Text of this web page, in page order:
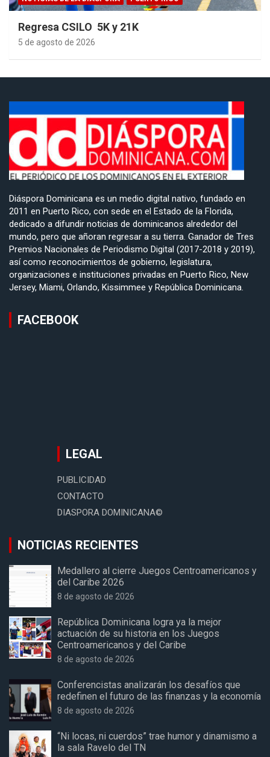
Regresa CSILO 5K y 21K
5 de agosto de 2026
Diáspora Dominicana es un medio digital nativo, fundado en
2011 en Puerto Rico, con sede en el Estado de la Florida,
dedicado a difundir noticias de dominicanos alrededor del
mundo, pero que añoran regresar a su tierra. Ganador de Tres
Premios Nacionales de Periodismo Digital (2017-2018 y 2019),
así como reconocimientos de gobierno, legislatura,
organizaciones e instituciones privadas en Puerto Rico, New
Jersey, Miami, Orlando, Kissimmee y República Dominicana.
FACEBOOK
LEGAL
PUBLICIDAD
CONTACTO
DIASPORA DOMINICANA©
NOTICIAS RECIENTES
Medallero al cierre Juegos Centroamericanos y
del Caribe 2026
8 de agosto de 2026
República Dominicana logra ya la mejor
actuación de su historia en los Juegos
Centroamericanos y del Caribe
8 de agosto de 2026
Conferencistas analizarán los desafíos que
redefinen el futuro de las finanzas y la economía
8 de agosto de 2026
“Ni locas, ni cuerdos” trae humor y dinamismo a
la sala Ravelo del TN